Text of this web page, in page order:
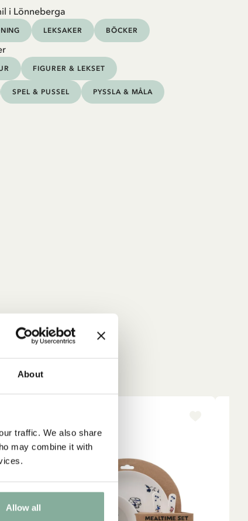
About
traffic. We also share
may combine it with
Allow all
i Lönneberga
LEKSAKER BÖCKER
FIGURER & LEKSET
SPEL & PUSSEL PYSSLA & MÅLA